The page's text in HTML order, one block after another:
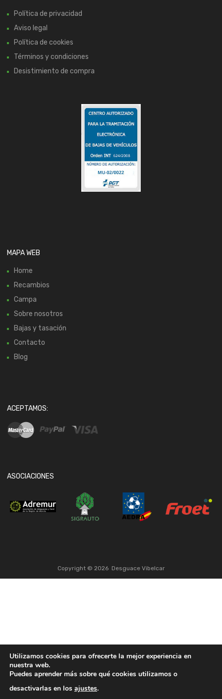
Política de privacidad
Aviso legal
Política de cookies
Términos y condiciones
Desistimiento de compra
MAPA WEB
Home
Recambios
Campa
Sobre nosotros
Bajas y tasación
Contacto
Blog
ACEPTAMOS:
ASOCIACIONES
Copyright © 2026 Desguace Vibelcar
Utilizamos cookies para ofrecerte la mejor experiencia en
nuestra web.
Puedes aprender más sobre qué cookies utilizamos o
desactivarlas en los ajustes.